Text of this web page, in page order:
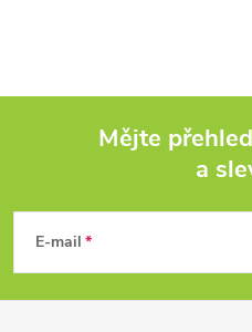
k
ý
p
i
p
Mějte
a
E-mail